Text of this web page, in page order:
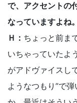
で、アクセントの
なっていますよね。
Ｈ： ちょっと前ま
いちゃっていたよ
がアドヴァイスし
ようなつもり”で